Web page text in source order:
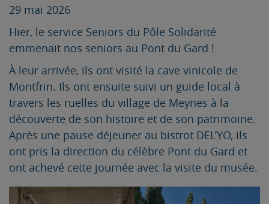
29 mai 2026
Hier, le service Seniors du Pôle Solidarité
emmenait nos seniors au Pont du Gard !
À leur arrivée, ils ont visité la cave vinicole de
Montfrin. Ils ont ensuite suivi un guide local à
travers les ruelles du village de Meynes à la
découverte de son histoire et de son patrimoine.
Après une pause déjeuner au bistrot DEL’YO, ils
ont pris la direction du célèbre Pont du Gard et
ont achevé cette journée avec la visite du musée.